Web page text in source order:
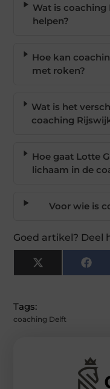
Wat is
helpen?
Hoe kan
met roken?
Wat is het
coaching
Hoe gaat Lotte
lichaam in de
Voor wie is
Goed artikel? Deel
X
(Twitter)
Tags:
coaching Delft